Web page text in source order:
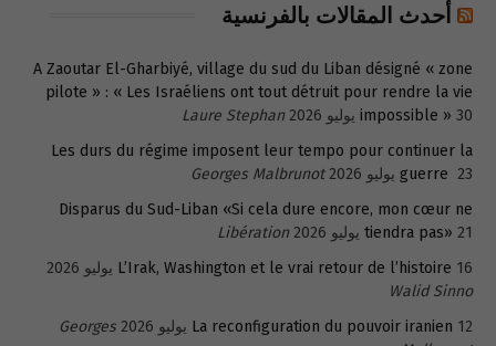
أحدث المقالات بالفرنسية
A Zaoutar El-Gharbiyé, village du sud du Liban désigné « zone
pilote » : « Les Israéliens ont tout détruit pour rendre la vie
impossible » 30 يوليو 2026
Laure Stephan
Les durs du régime imposent leur tempo pour continuer la
guerre 23 يوليو 2026
Georges Malbrunot
Disparus du Sud-Liban «Si cela dure encore, mon cœur ne
tiendra pas» 21 يوليو 2026
Libération
L’Irak, Washington et le vrai retour de l’histoire 16 يوليو 2026
Walid Sinno
La reconfiguration du pouvoir iranien 12 يوليو 2026
Georges